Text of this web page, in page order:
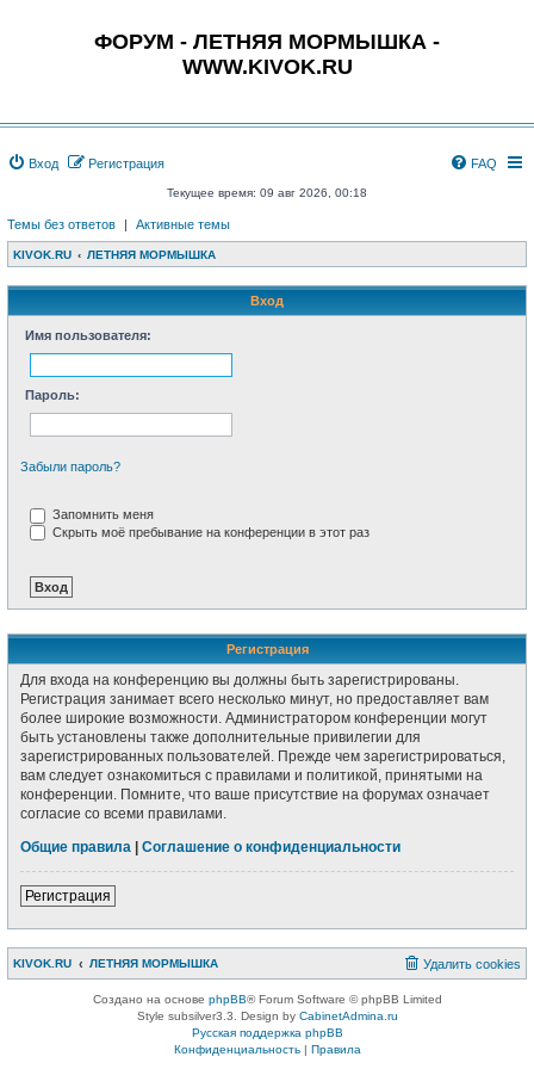
ФОРУМ - ЛЕТНЯЯ МОРМЫШКА -
WWW.KIVOK.RU
Вход Регистрация FAQ
Текущее время: 09 авг 2026, 00:18
Темы без ответов | Активные темы
KIVOK.RU ЛЕТНЯЯ МОРМЫШКА
Вход
Имя пользователя:
Пароль:
Забыли пароль?
Запомнить меня
Скрыть моё пребывание на конференции в этот раз
Регистрация
Для входа на конференцию вы должны быть зарегистрированы.
Регистрация занимает всего несколько минут, но предоставляет вам
более широкие возможности. Администратором конференции могут
быть установлены также дополнительные привилегии для
зарегистрированных пользователей. Прежде чем зарегистрироваться,
вам следует ознакомиться с правилами и политикой, принятыми на
конференции. Помните, что ваше присутствие на форумах означает
согласие со всеми правилами.
Общие правила
Соглашение о конфиденциальности
Регистрация
KIVOK.RU ЛЕТНЯЯ МОРМЫШКА Удалить cookies
Создано на основе phpBB® Forum Software © phpBB Limited
Style subsilver3.3. Design by CabinetAdmina.ru
Русская поддержка phpBB
Конфиденциальность| Правила